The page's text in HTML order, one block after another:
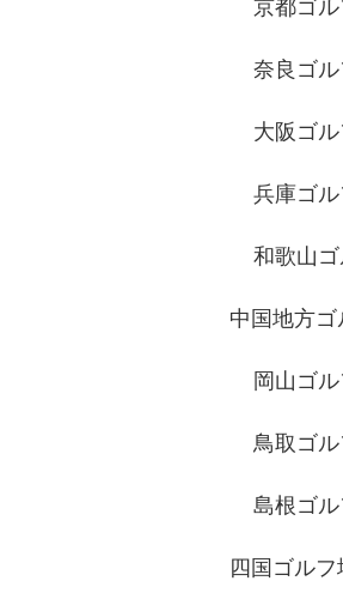
京都ゴ
奈良ゴ
大阪ゴ
兵庫ゴ
和歌山
中国地方ゴ
岡山ゴ
鳥取ゴ
島根ゴ
四国ゴルフ